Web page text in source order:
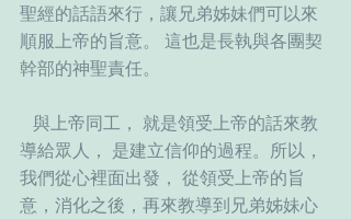
聖經的話語來行，讓兄弟姊妹們可以來
順服上帝的旨意。 這也是長執與各團契
幹部的神聖責任。
導給眾人， 是建立信仰的過程。所以，
我們從心裡面出發， 從領受上帝的旨
意，消化之後，再來教導到兄弟姊妹心